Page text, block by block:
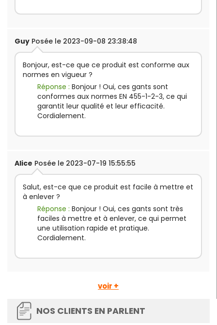
Guy Posée le 2023-09-08 23:38:48
Bonjour, est-ce que ce produit est conforme aux
normes en vigueur ?
Réponse : Bonjour ! Oui, ces gants sont
conformes aux normes EN 455-1-2-3, ce qui
garantit leur qualité et leur efficacité.
Cordialement.
Alice Posée le 2023-07-19 15:55:55
Salut, est-ce que ce produit est facile à mettre et
à enlever ?
Réponse : Bonjour ! Oui, ces gants sont très
faciles à mettre et à enlever, ce qui permet
une utilisation rapide et pratique.
Cordialement.
voir +
NOS CLIENTS EN PARLENT